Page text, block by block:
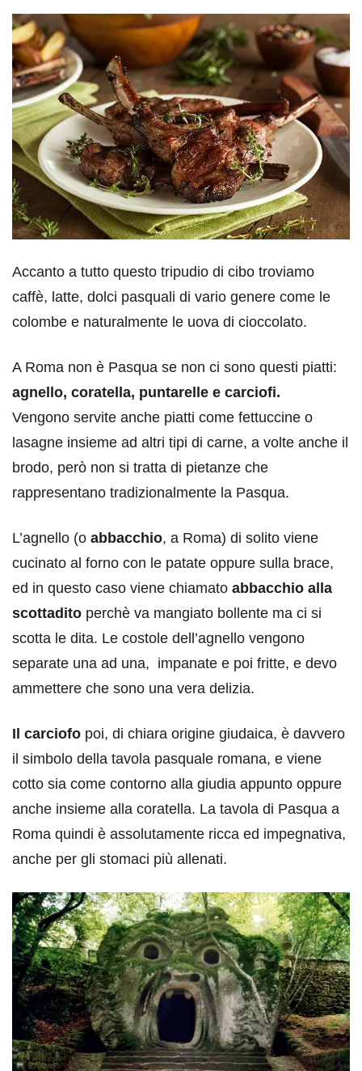
Accanto a tutto questo tripudio di cibo troviamo
caffè, latte, dolci pasquali di vario genere come le
colombe e naturalmente le uova di cioccolato.
A Roma non è Pasqua se non ci sono questi piatti:
agnello, coratella, puntarelle e carciofi.
Vengono servite anche piatti come fettuccine o
lasagne insieme ad altri tipi di carne, a volte anche il
brodo, però non si tratta di pietanze che
rappresentano tradizionalmente la Pasqua.
L’agnello (o abbacchio, a Roma) di solito viene
cucinato al forno con le patate oppure sulla brace,
ed in questo caso viene chiamato abbacchio alla
scottadito perchè va mangiato bollente ma ci si
scotta le dita. Le costole dell’agnello vengono
separate una ad una, impanate e poi fritte, e devo
ammettere che sono una vera delizia.
Il carciofo poi, di chiara origine giudaica, è davvero
il simbolo della tavola pasquale romana, e viene
cotto sia come contorno alla giudia appunto oppure
anche insieme alla coratella. La tavola di Pasqua a
Roma quindi è assolutamente ricca ed impegnativa,
anche per gli stomaci più allenati.